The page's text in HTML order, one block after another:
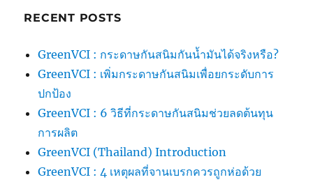
RECENT POSTS
GreenVCI : กระดาษกันสนิมกันน้ำมันได้จริงหรือ?
GreenVCI : เพิ่มกระดาษกันสนิมเพื่อยกระดับการ
ปกป้อง
GreenVCI : 6 วิธีที่กระดาษกันสนิมช่วยลดต้นทุน
การผลิต
GreenVCI (Thailand) Introduction
GreenVCI : 4 เหตุผลที่จานเบรกควรถูกห่อด้วย